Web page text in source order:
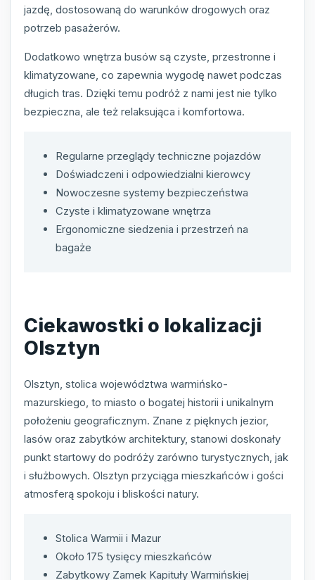
jazdę, dostosowaną do warunków drogowych oraz
potrzeb pasażerów.
Dodatkowo wnętrza busów są czyste, przestronne i
klimatyzowane, co zapewnia wygodę nawet podczas
długich tras. Dzięki temu podróż z nami jest nie tylko
bezpieczna, ale też relaksująca i komfortowa.
Regularne przeglądy techniczne pojazdów
Doświadczeni i odpowiedzialni kierowcy
Nowoczesne systemy bezpieczeństwa
Czyste i klimatyzowane wnętrza
Ergonomiczne siedzenia i przestrzeń na
bagaże
Ciekawostki o lokalizacji
Olsztyn
Olsztyn, stolica województwa warmińsko-
mazurskiego, to miasto o bogatej historii i unikalnym
położeniu geograficznym. Znane z pięknych jezior,
lasów oraz zabytków architektury, stanowi doskonały
punkt startowy do podróży zarówno turystycznych, jak
i służbowych. Olsztyn przyciąga mieszkańców i gości
atmosferą spokoju i bliskości natury.
Stolica Warmii i Mazur
Około 175 tysięcy mieszkańców
Zabytkowy Zamek Kapituły Warmińskiej